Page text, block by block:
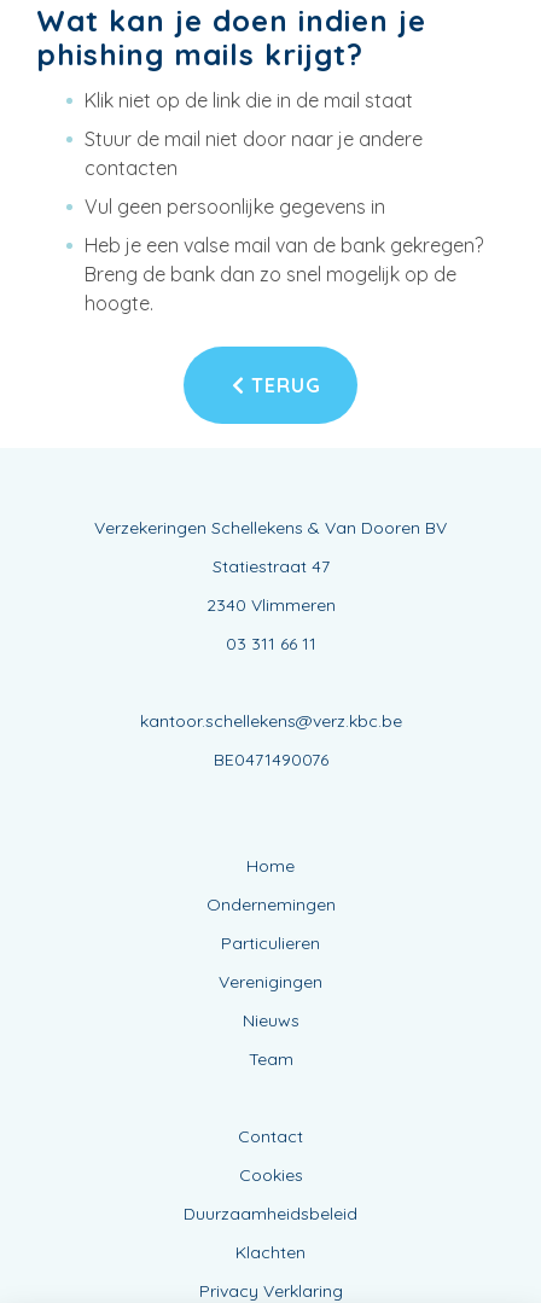
Wat kan je doen indien je
phishing mails krijgt?
Klik niet op de link die in de mail staat
Stuur de mail niet door naar je andere
contacten
Vul geen persoonlijke gegevens in
Heb je een valse mail van de bank gekregen?
Breng de bank dan zo snel mogelijk op de
hoogte.
TERUG
Verzekeringen Schellekens & Van Dooren BV
Statiestraat 47
2340 Vlimmeren
03 311 66 11
kantoor.schellekens@verz.kbc.be
BE0471490076
Home
Ondernemingen
Particulieren
Verenigingen
Nieuws
Team
Contact
Cookies
Duurzaamheidsbeleid
Klachten
Privacy Verklaring